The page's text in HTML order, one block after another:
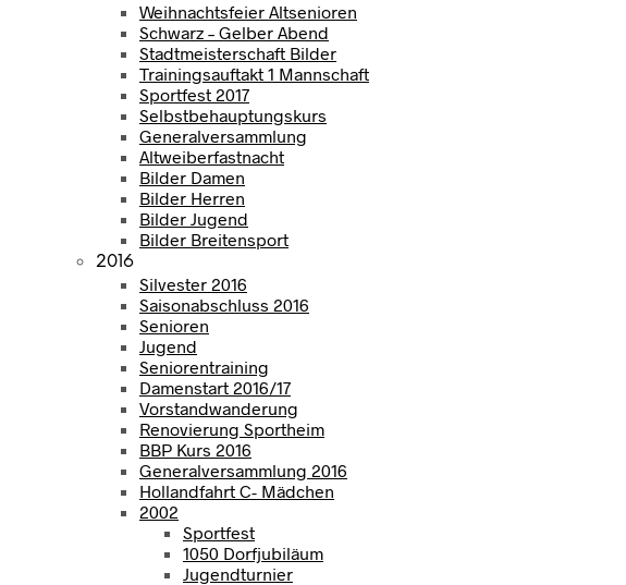
Weihnachtsfeier Altsenioren
Schwarz – Gelber Abend
Stadtmeisterschaft Bilder
Trainingsauftakt 1 Mannschaft
Sportfest 2017
Selbstbehauptungskurs
Generalversammlung
Altweiberfastnacht
Bilder Damen
Bilder Herren
Bilder Jugend
Bilder Breitensport
2016
Silvester 2016
Saisonabschluss 2016
Senioren
Jugend
Seniorentraining
Damenstart 2016/17
Vorstandwanderung
Renovierung Sportheim
BBP Kurs 2016
Generalversammlung 2016
Hollandfahrt C- Mädchen
2002
Sportfest
1050 Dorfjubiläum
Jugendturnier